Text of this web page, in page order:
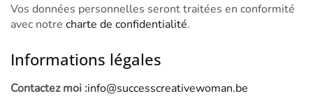
Vos données personnelles seront traitées en conformité
avec notre charte de confidentialité.
Informations légales
Contactez moi :info@successcreativewoman.be